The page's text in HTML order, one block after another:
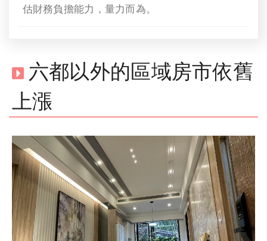
估財務負擔能力，量力而為。
六都以外的區域房市依舊
上漲